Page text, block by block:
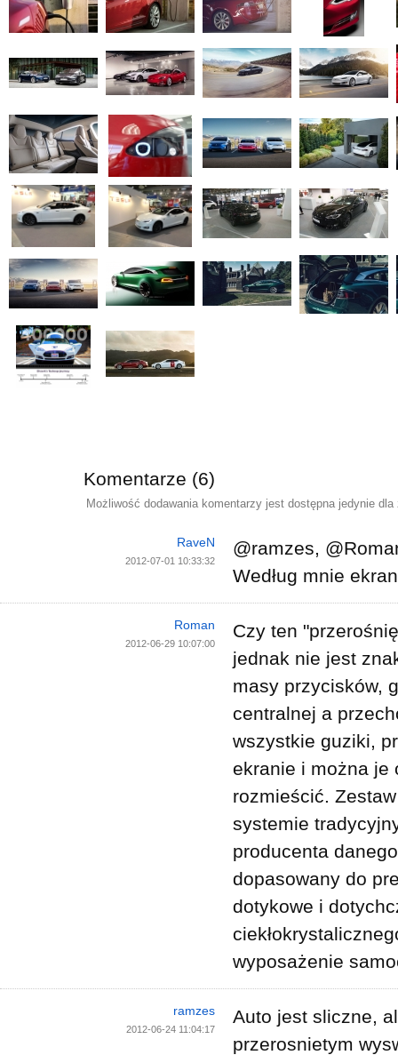
Komentarze (6)
Możliwość dodawania komentarzy jest dostępna jedynie
RaveN
2012-07-01 10:33:32
@ramzes,
Według mnie
Roman
2012-06-29 10:07:00
Czy ten
jednak nie jest
masy przycisków,
centralnej a
wszystkie guziki,
ekranie i można je
rozmieścić.
systemie
producenta
dopasowany do
dotykowe i
wyposażenie
ramzes
2012-06-24 11:04:17
Auto jest sliczne,
przerosnietym